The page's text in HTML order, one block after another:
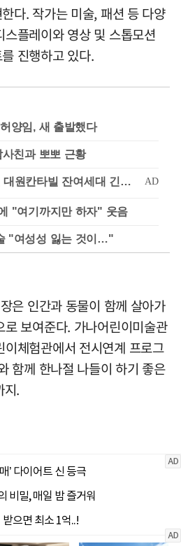
다. 작가는 미술, 패션 등 다양
플레이와 영상 및 스톱모션
진행하고 있다.
양임, 새 출발했다
친과 뽀뽀 근황
"여기까지만 하자" 웃음
"여성성 잃는 것이…"
은 인간과 동물이 함께 살아가
보여준다. 가나어린이미술관
체험관에서 전시연계 프로그
함께 한나절 나들이 하기 좋은
지.